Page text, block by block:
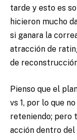
tarde y esto es
hicieron mucho
si ganara la
atracción de
de
Pienso que el
vs 1, por lo que
reteniendo; pero
acción dentro